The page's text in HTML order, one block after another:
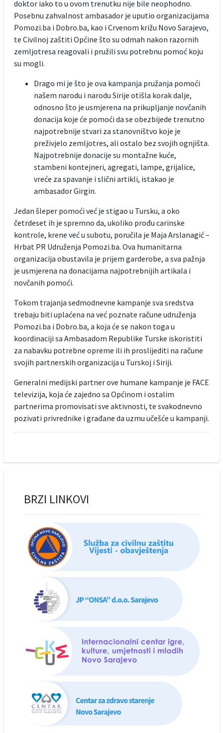
doktor iako to u ovom trenutku nije bile neophodno.
Posebnu zahvalnost ambasador je uputio organizacijama
Pomozi.ba i Dobro.ba, kao i Crvenom križu Novo Sarajevo,
te Civilnoj zaštiti Općine što su odmah nakon razornih
zemljotresa reagovali i pružili svu potrebnu pomoć koju
su mogli.
Drago mi je što je ova kampanja pružanja pomoći
našem narodu i narodu Sirije otišla korak dalje,
odnosno što je usmjerena na prikupljanje novčanih
donacija koje će pomoći da se obezbijede trenutno
najpotrebnije stvari za stanovništvo koje je
preživjelo zemljotres, ali ostalo bez svojih ognjišta.
Najpotrebnije donacije su montažne kuće,
stambeni kontejneri, agregati, lampe, grijalice,
vreće za spavanje i slični artikli, istakao je
ambasador Girgin.
Jedan šleper pomoći već je stigao u Tursku, a oko
četrdeset ih je spremno da, ukoliko prođu carinske
kontrole, krene već u subotu, poručila je Maja Arslanagić –
Hrbat PR Udruženja Pomozi.ba. Ova humanitarna
organizacija obustavila je prijem garderobe, a sva pažnja
je usmjerena na donacijama najpotrebnijih artikala i
novčanih pomoći.
Tokom trajanja sedmodnevne kampanje sva sredstva
trebaju biti uplaćena na već poznate račune udruženja
Pomozi.ba i Dobro.ba, a koja će se nakon toga u
koordinaciji sa Ambasadom Republike Turske iskoristiti
za nabavku potrebne opreme ili ih proslijediti na račune
svojih partnerskih organizacija u Turskoj i Siriji.
Generalni medijski partner ove humane kampanje je FACE
televizija, koja će zajedno sa Općinom i ostalim
partnerima promovisati sve aktivnosti, te svakodnevno
pozivati privrednike i građane da uzmu učešće u kampanji.
BRZI LINKOVI